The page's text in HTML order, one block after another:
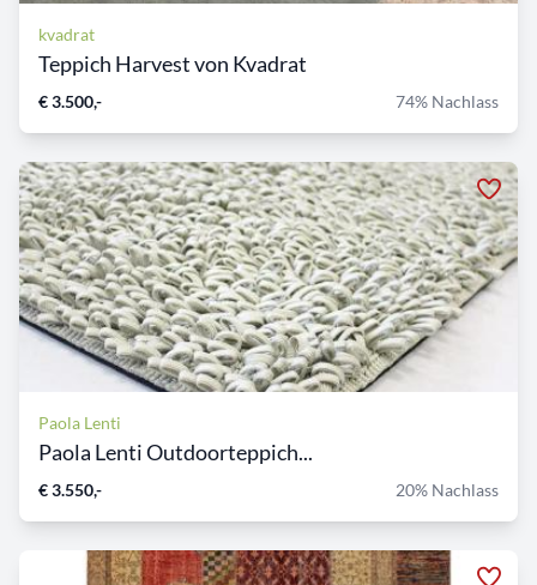
kvadrat
Teppich Harvest von Kvadrat
€ 3.500,- 74% Nachlass
Paola Lenti
Paola Lenti Outdoorteppich...
€ 3.550,- 20% Nachlass